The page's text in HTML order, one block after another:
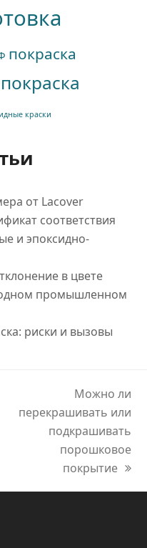
покраска
покраска
краски
от Lacover
соответствия
и эпоксидно-
в цвете
промышленном
риски и вызовы
next
post:
Можно ли
перекрашивать или
подкрашивать
порошковое
покрытие